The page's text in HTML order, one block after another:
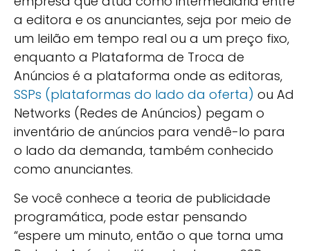
a editora e os anunciantes, seja por meio de
um leilão em tempo real ou a um preço fixo,
enquanto a Plataforma de Troca de
Anúncios é a plataforma onde as editoras,
SSPs (plataformas do lado da oferta) ou Ad
Networks (Redes de Anúncios) pegam o
inventário de anúncios para vendê-lo para
o lado da demanda, também conhecido
como anunciantes.
Se você conhece a teoria de publicidade
programática, pode estar pensando
“espere um minuto, então o que torna uma